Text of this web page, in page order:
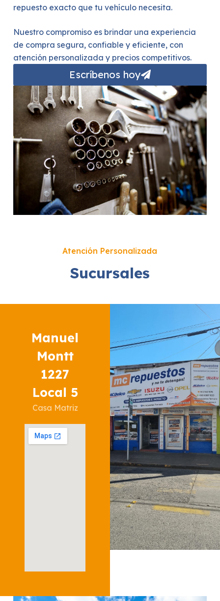
repuesto exacto que tu vehículo necesita.
Nuestro compromiso es brindar una experiencia
de compra segura, confiable y eficiente, con
atención personalizada y precios competitivos.
Escríbenos hoy
Atención Personalizada
Sucursales
Manuel
Montt
1227
Local 5
Casa Matriz